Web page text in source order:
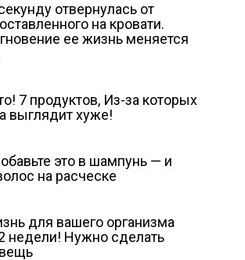
отвернулась от
на кровати.
ее жизнь меняется
7 продуктов, Из-за которых
выглядит хуже!
это в шампунь — и
на расческе
для вашего организма
недели! Нужно сделать